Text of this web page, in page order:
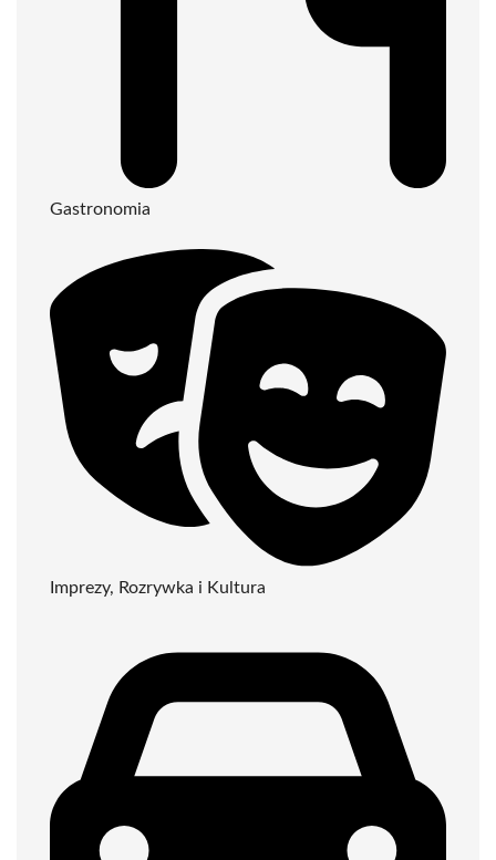
Gastronomia
Imprezy, Rozrywka i Kultura